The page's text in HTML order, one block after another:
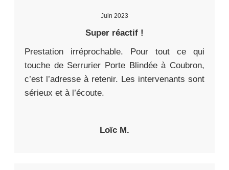
Juin 2023
Super réactif !
Prestation irréprochable. Pour tout ce qui
touche de Serrurier Porte Blindée à Coubron,
c’est l’adresse à retenir. Les intervenants sont
sérieux et à l’écoute.
Loïc M.